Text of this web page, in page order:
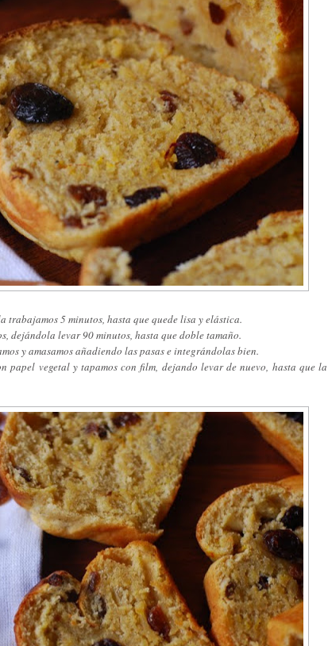
trabajamos 5 minutos, hasta que quede lisa y elástica.
dejándola levar 90 minutos, hasta que doble tamaño.
y amasamos añadiendo las pasas e integrándolas bien.
papel vegetal y tapamos con film, dejando levar de nuevo, hasta que la